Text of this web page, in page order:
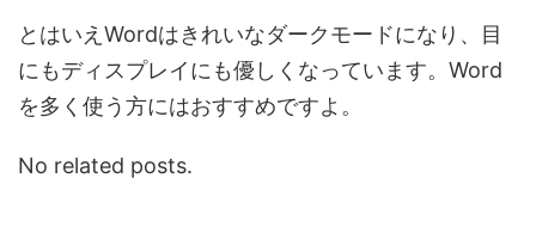
とはいえWordはきれいなダークモードになり、目
にもディスプレイにも優しくなっています。Word
を多く使う方にはおすすめですよ。
No related posts.